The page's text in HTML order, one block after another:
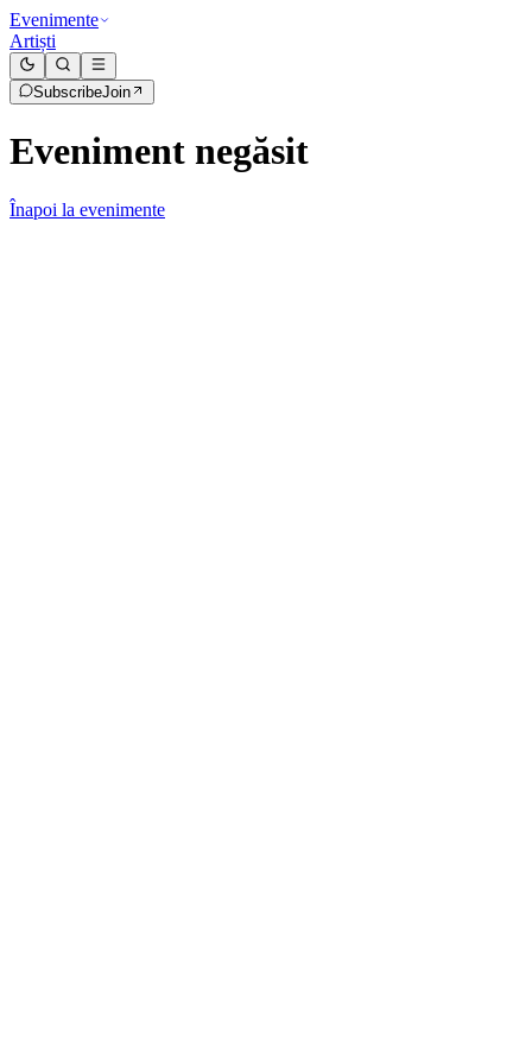
Evenimente
Artiști
SubscribeJoin
Eveniment negăsit
Înapoi la evenimente